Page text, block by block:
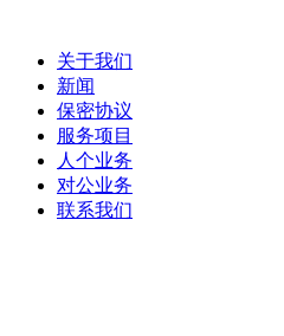
关于我们
新闻
保密协议
服务项目
人个业务
对公业务
联系我们